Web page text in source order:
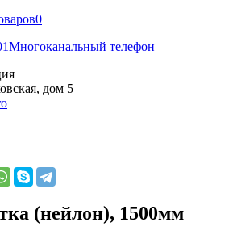
0
Многоканальный телефон
дом 5
(нейлон), 1500мм